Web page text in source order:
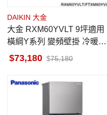
DAIKIN 大金
大金 RXM60YVLT 9坪適用
橫綱Y系列 變頻壁掛 冷暖空
調 FTXM60YVLT
73,180 75,180